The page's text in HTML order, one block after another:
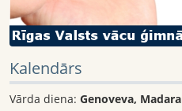
Kalendārs
Vārda diena: Genoveva, Madara